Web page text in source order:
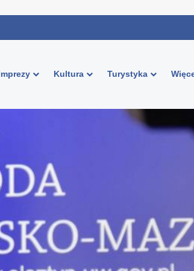
Kultura Turystyka